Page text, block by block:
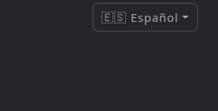
🇪🇸 Español